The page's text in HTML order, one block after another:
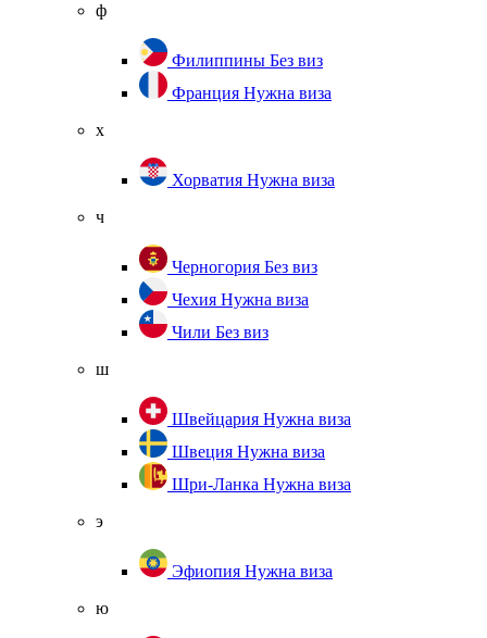
ф
Филиппины Без виз
Франция Нужна виза
х
Хорватия Нужна виза
ч
Черногория Без виз
Чехия Нужна виза
Чили Без виз
ш
Швейцария Нужна виза
Швеция Нужна виза
Шри-Ланка Нужна виза
э
Эфиопия Нужна виза
ю